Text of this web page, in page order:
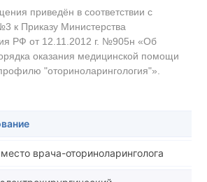
приведён в соответствии с
к Приказу Министерства
РФ от 12.11.2012 г. №905н «Об
оказания медицинской помощи
"оториноларингология"».
врача-оториноларинголога